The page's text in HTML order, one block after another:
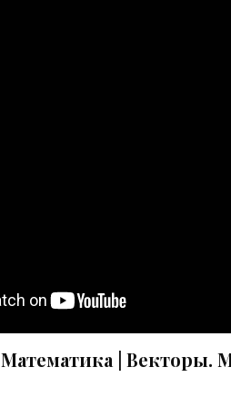
Математика | Векторы.